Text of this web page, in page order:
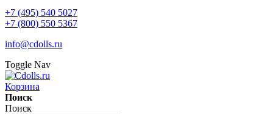
+7 (495) 540 5027
+7 (800) 550 5367
info@cdolls.ru
Toggle Nav
Корзина
Поиск
Поиск